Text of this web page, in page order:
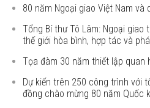
80 năm Ngoại giao Việt Nam
Tổng Bí thư Tô Lâm: Ngoại
thế giới hòa bình, hợp tác và
Tọa đàm 30 năm thiết lập quan
Dự kiến trên 250 công trình với
đồng chào mừng 80 năm Quốc